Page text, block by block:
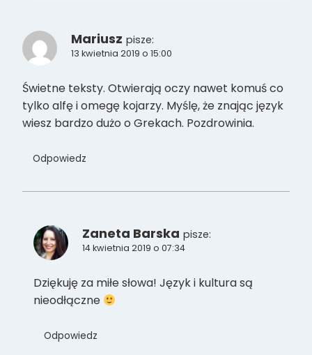
Mariusz pisze:
13 kwietnia 2019 o 15:00
Świetne teksty. Otwierają oczy nawet komuś co
tylko alfę i omegę kojarzy. Myślę, że znając język
wiesz bardzo dużo o Grekach. Pozdrowinia.
Odpowiedz
Zaneta Barska pisze:
14 kwietnia 2019 o 07:34
Dziękuję za miłe słowa! Język i kultura są
nieodłączne
Odpowiedz